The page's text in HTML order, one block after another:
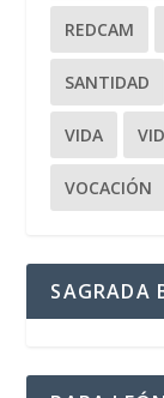
REDCAM
SANTIDAD
VIDA
VOCACIÓN
SAGRADA